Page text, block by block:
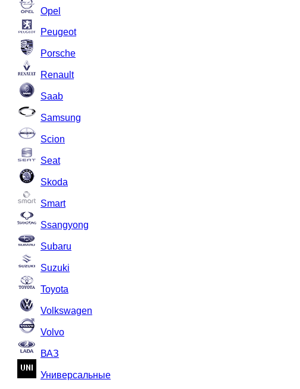
Opel
Peugeot
Porsche
Renault
Saab
Samsung
Scion
Seat
Skoda
Smart
Ssangyong
Subaru
Suzuki
Toyota
Volkswagen
Volvo
ВАЗ
Универсальные